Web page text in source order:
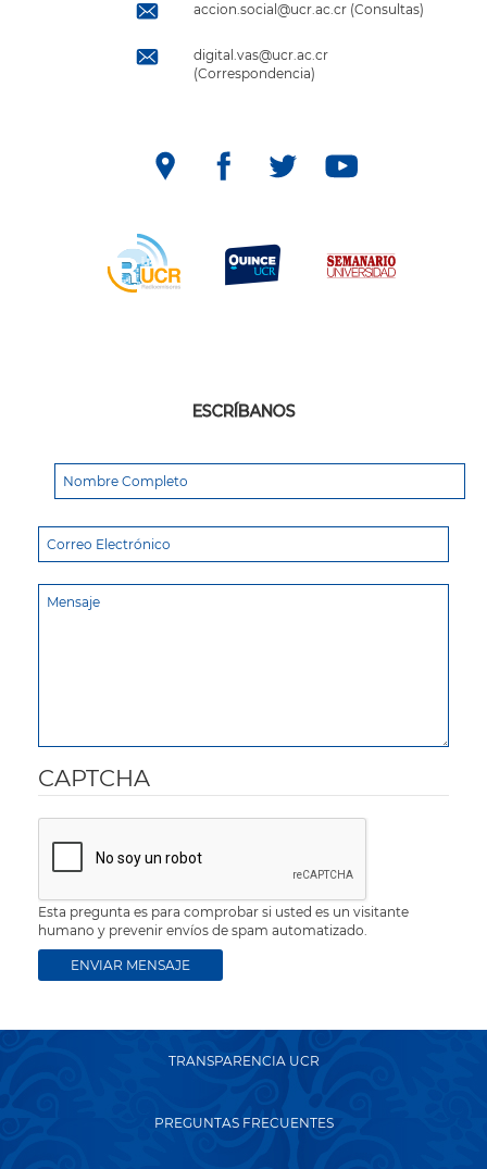
accion.social@ucr.ac.cr (Consultas)
digital.vas@ucr.ac.cr
(Correspondencia)
ESCRÍBANOS
CAPTCHA
Esta pregunta es para comprobar si usted es un visitante
humano y prevenir envíos de spam automatizado.
TRANSPARENCIA UCR
PREGUNTAS FRECUENTES